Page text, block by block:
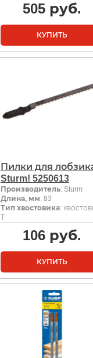
505руб.
КУПИТЬ
Пилки для
Sturm! 5250613
Производитель: Sturm
Длина, мм: 83
Тип хвостовика:
Т
106руб.
КУПИТЬ